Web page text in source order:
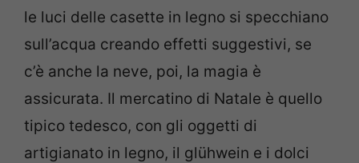
le luci delle casette in legno si specchiano
sull’acqua creando effetti suggestivi, se
c’è anche la neve, poi, la magia è
assicurata. Il mercatino di Natale è quello
tipico tedesco, con gli oggetti di
artigianato in legno, il glühwein e i dolci